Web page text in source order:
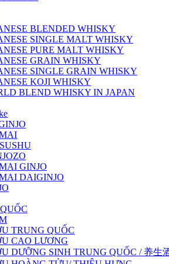
BLENDED WHISKY
SINGLE MALT WHISKY
PURE MALT WHISKY
GRAIN WHISKY
SINGLE GRAIN WHISKY
KOJI WHISKY
BLEND WHISKY IN JAPAN
GINJO
DAIGINJO
TRUNG QUỐC
CAO LƯƠNG
DƯỠNG SINH TRUNG QUỐC / 养生